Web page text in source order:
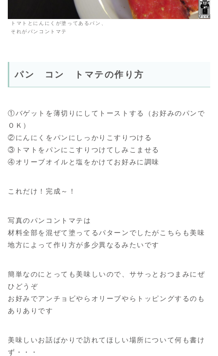
トマトとにんにくが塗ってあるパン、
それがパンコントマテ
パン コン トマテの作り方
①バゲットを薄切りにしてトーストする（お好みのパンで
ＯＫ）
②にんにくをパンにしっかりこすりつける
③トマトをパンにこすりつけてしみこませる
④オリーブオイルと塩をかけてお好みに調味
これだけ！完成～！
写真のパンコントマテは
材料全部を混ぜて塗ってるパターンでしたがこちらも美味
地方によって作り方が多少異なるみたいです
簡単なのにとっても美味しいので、ササっとおつまみにぜ
ひどうぞ
お好みでアンチョビやらオリーブやらトッピングするのも
ありありです
美味しいお話ばかりで訪れてほしい場所について何も書け
ず・・・